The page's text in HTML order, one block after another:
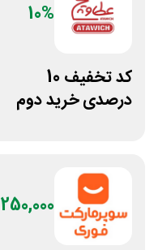
10%
کد تخفیف 10
درصدی خرید دوم
250,000